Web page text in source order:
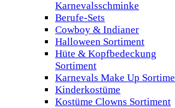
Karnevalsschminke
Berufe-Sets
Cowboy & Indianer
Halloween Sortiment
Hüte & Kopfbedeckung
Sortiment
Karnevals Make Up
Kinderkostüme
Kostüme Clowns Sortiment